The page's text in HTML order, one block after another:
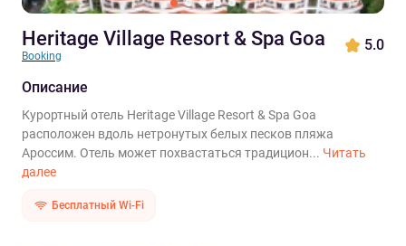
Heritage Village Resort & Spa Goa
Booking
5.0
Описание
Курортный отель Heritage Village Resort & Spa Goa
расположен вдоль нетронутых белых песков пляжа
Ароссим. Отель может похвастаться традицион... Читать
далее
Бесплатный Wi-Fi